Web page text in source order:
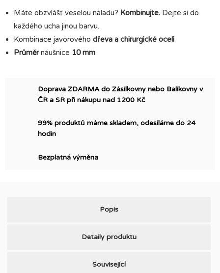
Máte obzvlášť veselou náladu? Kombinujte. Dejte si do
každého ucha jinou barvu.
Kombinace javorového dřeva a chirurgické oceli
Průměrnáušnice 10 mm
Doprava ZDARMA do Zásilkovny nebo Balíkovny v
ČR a SR při nákupu nad 1200 Kč
99% produktů máme skladem, odesíláme do 24
hodin
Bezplatná výměna
Popis
Detaily produktu
Související